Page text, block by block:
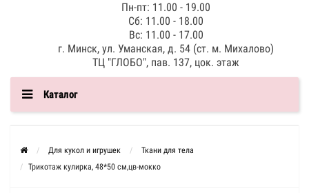
Пн-пт: 11.00 - 19.00
Сб: 11.00 - 18.00
Вс: 11.00 - 17.00
г. Минск, ул. Уманская, д. 54 (ст. м. Михалово)
ТЦ "ГЛОБО", пав. 137, цок. этаж
Каталог
Для кукол и игрушек
Ткани для тела
Трикотаж кулирка, 48*50 см,цв-мокко